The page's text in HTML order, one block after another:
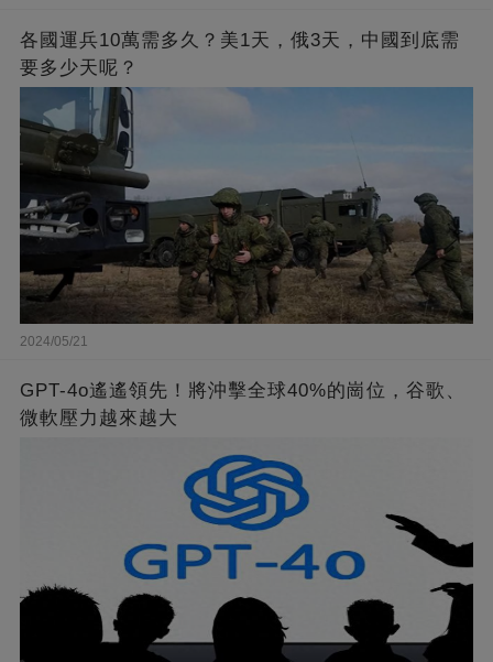
各國運兵10萬需多久？美1天，俄3天，中國到底需
要多少天呢？
2024/05/21
GPT-4o遙遙領先！將沖擊全球40%的崗位，谷歌、
微軟壓力越來越大